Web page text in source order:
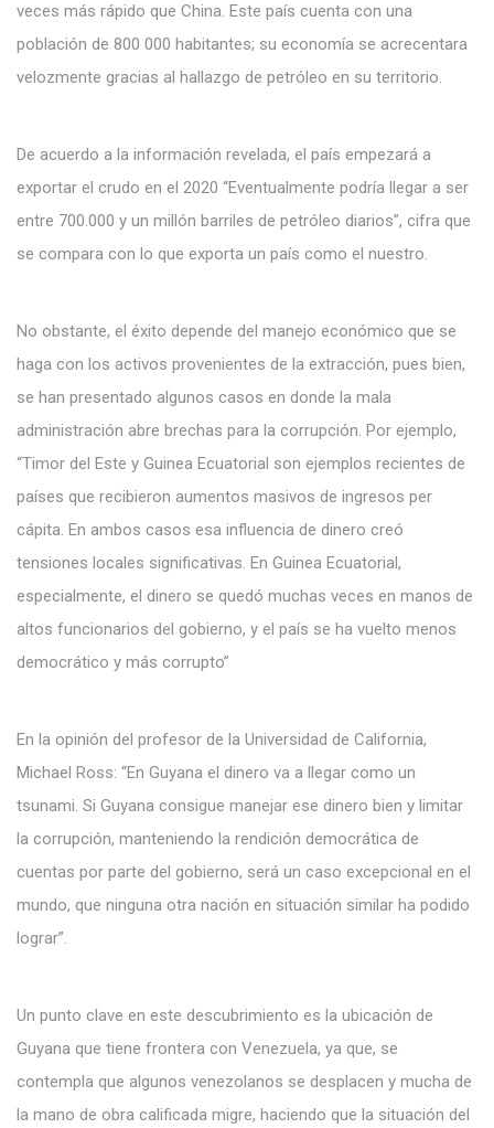
veces más rápido que China. Este país cuenta con una
población de 800 000 habitantes; su economía se acrecentara
velozmente gracias al hallazgo de petróleo en su territorio.
De acuerdo a la información revelada, el país empezará a
exportar el crudo en el 2020 “Eventualmente podría llegar a ser
entre 700.000 y un millón barriles de petróleo diarios”, cifra que
se compara con lo que exporta un país como el nuestro.
No obstante, el éxito depende del manejo económico que se
haga con los activos provenientes de la extracción, pues bien,
se han presentado algunos casos en donde la mala
administración abre brechas para la corrupción. Por ejemplo,
“Timor del Este y Guinea Ecuatorial son ejemplos recientes de
países que recibieron aumentos masivos de ingresos per
cápita. En ambos casos esa influencia de dinero creó
tensiones locales significativas. En Guinea Ecuatorial,
especialmente, el dinero se quedó muchas veces en manos de
altos funcionarios del gobierno, y el país se ha vuelto menos
democrático y más corrupto”
En la opinión del profesor de la Universidad de California,
Michael Ross: “En Guyana el dinero va a llegar como un
tsunami. Si Guyana consigue manejar ese dinero bien y limitar
la corrupción, manteniendo la rendición democrática de
cuentas por parte del gobierno, será un caso excepcional en el
mundo, que ninguna otra nación en situación similar ha podido
lograr”.
Un punto clave en este descubrimiento es la ubicación de
Guyana que tiene frontera con Venezuela, ya que, se
contempla que algunos venezolanos se desplacen y mucha de
la mano de obra calificada migre, haciendo que la situación del